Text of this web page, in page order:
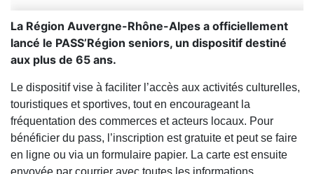
La Région Auvergne-Rhône-Alpes a officiellement
lancé le PASS’Région seniors, un dispositif destiné
aux plus de 65 ans.
Le dispositif vise à faciliter l’accès aux activités culturelles,
touristiques et sportives, tout en encourageant la
fréquentation des commerces et acteurs locaux. Pour
bénéficier du pass, l’inscription est gratuite et peut se faire
en ligne ou via un formulaire papier. La carte est ensuite